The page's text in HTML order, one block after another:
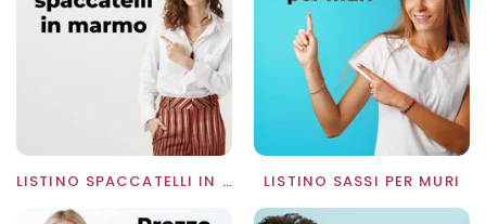
LISTINO SPACCATELLI IN MARMO LISTINO SASSI PER MURI